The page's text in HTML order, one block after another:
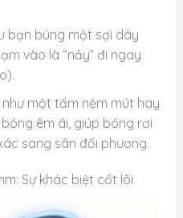
bạn búng một sợi dây
vào là “nảy” đi ngay
như một tấm nệm mút hay
êm ái, giúp bóng rơi
sang sân đối phương.
Sự khác biệt cốt lõi